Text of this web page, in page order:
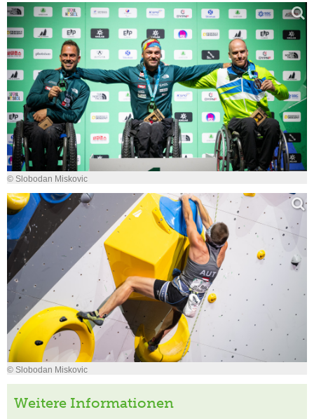
© Slobodan Miskovic
© Slobodan Miskovic
Weitere Informationen